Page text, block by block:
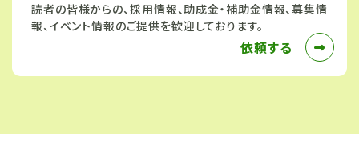
読者の皆様からの、採用情報、助成金・補助金情報、募集情
報、イベント情報のご提供を歓迎しております。
依頼する